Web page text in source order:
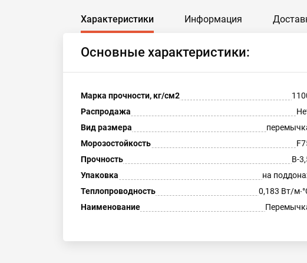
Характеристики Информация
Основные характеристики:
Марка прочности, кг/см2
Распродажа
Вид размера
Морозостойкость
Прочность
В-
Упаковка
на
Теплопроводность
0,183 Вт/
Наименование